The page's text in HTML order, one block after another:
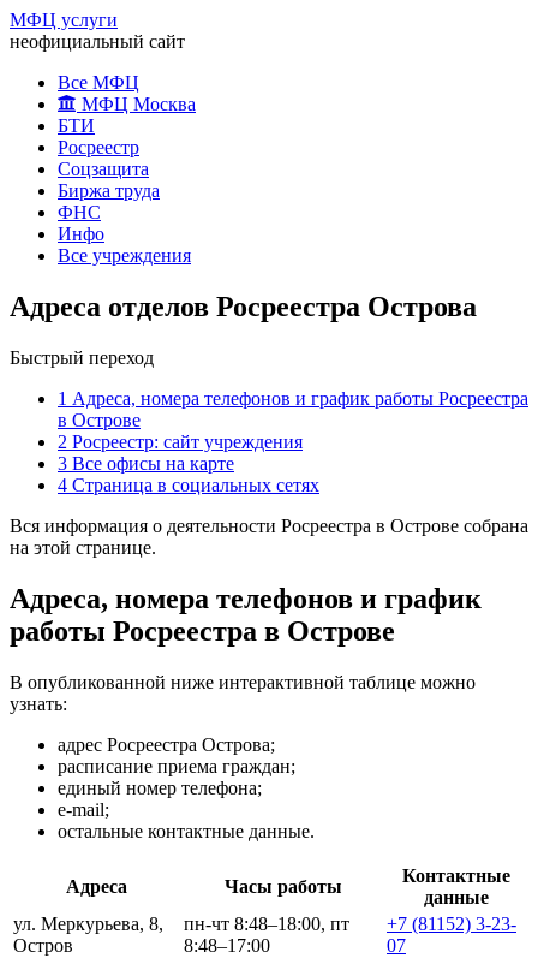
МФЦ услуги
неофициальный сайт
Все МФЦ
МФЦ Москва
БТИ
Росреестр
Соцзащита
Биржа труда
ФНС
Инфо
Все учреждения
Адреса отделов Росреестра Острова
Быстрый переход
1 Адреса, номера телефонов и график работы Росреестра
в Острове
2 Росреестр: сайт учреждения
3 Все офисы на карте
4 Страница в социальных сетях
Вся информация о деятельности Росреестра в Острове собрана
на этой странице.
Адреса, номера телефонов и график
работы Росреестра в Острове
В опубликованной ниже интерактивной таблице можно
узнать:
адрес Росреестра Острова;
расписание приема граждан;
единый номер телефона;
e-mail;
остальные контактные данные.
Адреса Часы работы
Контактные
данные
ул. Меркурьева, 8,
Остров
пн-чт 8:48–18:00, пт
8:48–17:00
+7 (81152) 3-23-
07